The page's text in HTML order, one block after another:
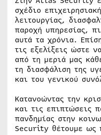
σχέδιο
λειτουργίας,
παροχή υπηρεσίας,
αυτά τα χρόνια.
τις εξελίξεις ώστε
από τη μεριά μας
τη διασφάλιση της
και του γενικού
Κατανοώντας την
και τις επιπτώσεις
πανδημίας στην
Security θέτουμε ως